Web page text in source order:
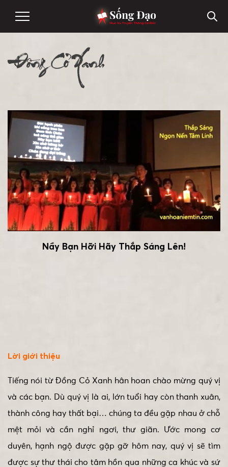
Đồng Cỏ Xanh
Nầy Bạn Hỡi Hãy Thắp Sáng Lên!
Lời giới thiệu
Tiếng nói từ Đồng Cỏ Xanh hân hoan chào mừng quý vị
và các bạn. Dù quý vị là ai, lớn tuổi hay còn thanh xuân,
thành công hay thất bại… chúng ta đều gặp nhau ở chỗ
mệt mỏi và cần nghỉ ngơi, thư giãn. Ước mong cơ
duyên, hạnh ngộ được gặp gỡ hôm nay, quý vị sẽ tìm
được sự thư thái cho tâm hồn qua những ca khúc và sứ